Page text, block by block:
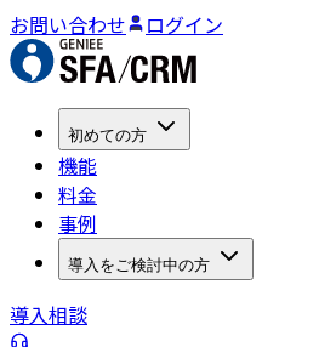
お問い合わせ ログイン
初めての方
機能
料金
事例
導入をご検討中の方
導入相談